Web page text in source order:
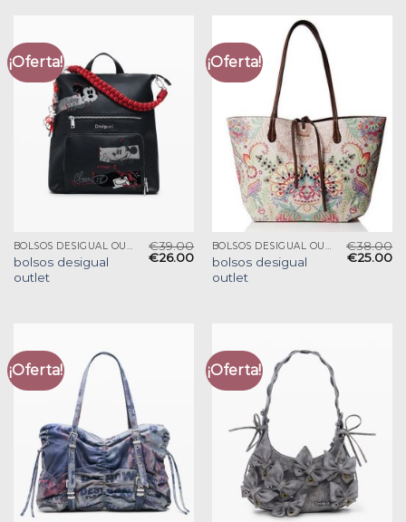
¡Oferta!
BOLSOS DESIGUAL OUTLET
bolsos desigual
outlet
€39.00
€26.00
¡Oferta!
BOLSOS DESIGUAL OUTLET
bolsos desigual
outlet
€38.00
€25.00
¡Oferta! ¡Oferta!